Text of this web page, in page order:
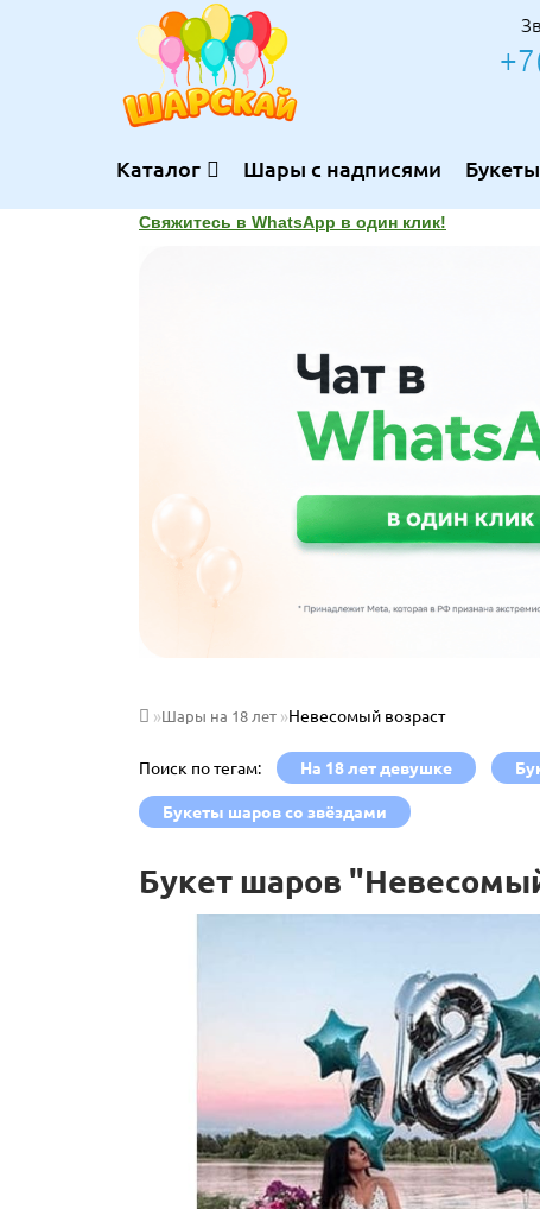
Каталог Шары с надписями
Свяжитесь в WhatsApp в один клик!
Шары на 18 лет Невесомый возраст
Поиск по тегам: На 18 лет девушке
Букеты шаров со звёздами
Букет шаров